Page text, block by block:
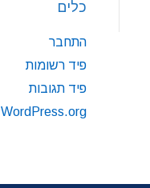
כלים
התחבר
פיד רשומות
פיד תגובות
WordPress.org